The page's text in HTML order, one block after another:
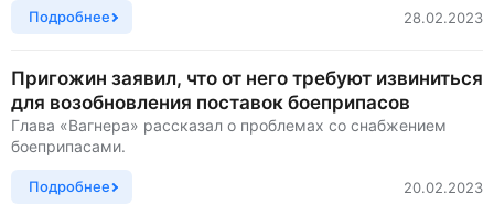
Подробнее 28.02.2023
Пригожин заявил, что от него требуют извиниться
для возобновления поставок боеприпасов
Глава «Вагнера» рассказал о проблемах со снабжением
боеприпасами.
Подробнее 20.02.2023